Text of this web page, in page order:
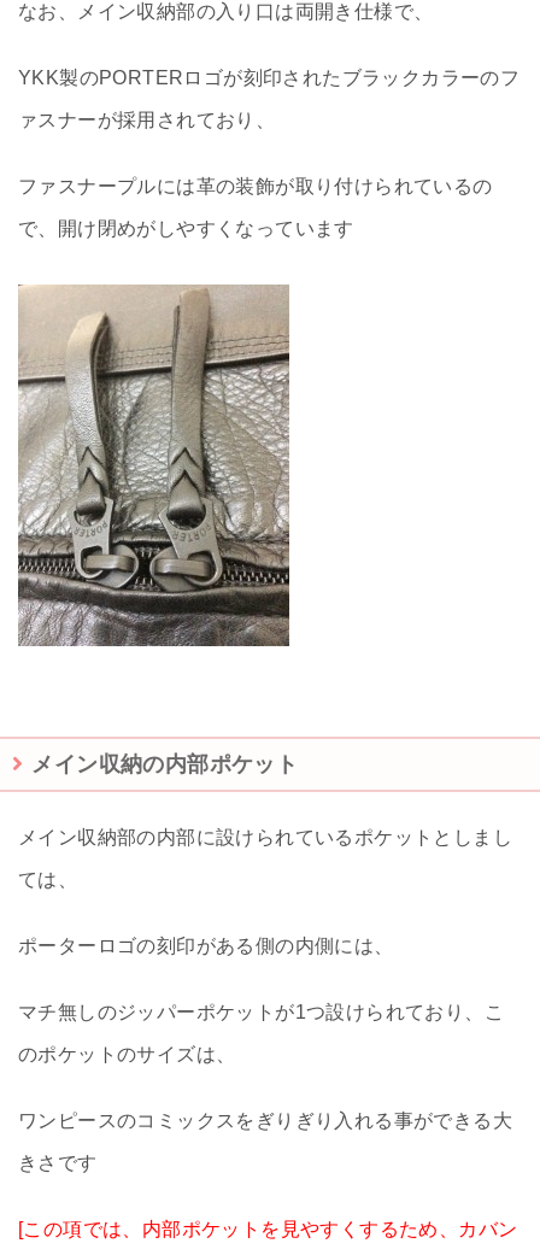
なお、メイン収納部の入り口は両開き仕様で、
YKK製のPORTERロゴが刻印されたブラックカラーのフ
ァスナーが採用されており、
ファスナープルには革の装飾が取り付けられているの
で、開け閉めがしやすくなっています
メイン収納の内部ポケット
メイン収納部の内部に設けられているポケットとしまし
ては、
ポーターロゴの刻印がある側の内側には、
マチ無しのジッパーポケットが1つ設けられており、こ
のポケットのサイズは、
ワンピースのコミックスをぎりぎり入れる事ができる大
きさです
[この項では、内部ポケットを見やすくするため、カバン